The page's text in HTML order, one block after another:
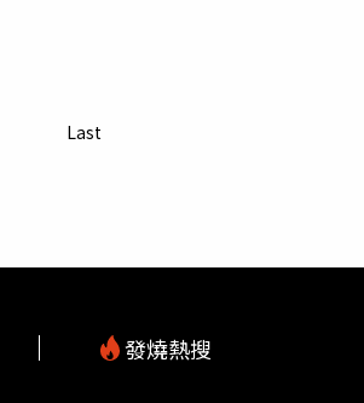
；關鍵材料包括玻纖布、CCL、記憶體、
2027年；看好半導體先進製程、半導體設
Last
發燒熱搜